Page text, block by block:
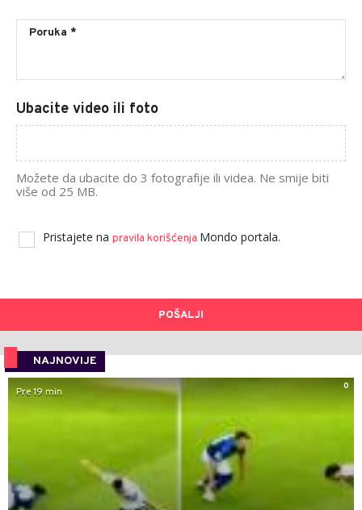
Ubacite video ili foto
Možete da ubacite do 3 fotografije ili videa. Ne smije biti
više od 25 MB.
Pristajete na pravila korišćenja Mondo portala.
POŠALJI
NAJNOVIJE
0
Pre 19 min